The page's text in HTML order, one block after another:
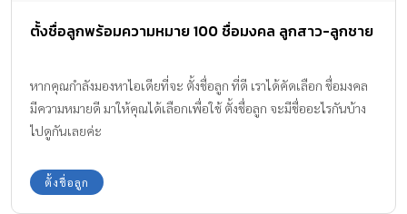
ตั้งชื่อลูกพร้อมความหมาย 100 ชื่อมงคล ลูกสาว-ลูกชาย
หากคุณกำลังมองหาไอเดียที่จะ ตั้งชื่อลูก ที่ดี เราได้คัดเลือก ชื่อมงคล
มีความหมายดี มาให้คุณได้เลือกเพื่อใช้ ตั้งชื่อลูก จะมีชื่ออะไรกันบ้าง
ไปดูกันเลยค่ะ
ตั้งชื่อลูก